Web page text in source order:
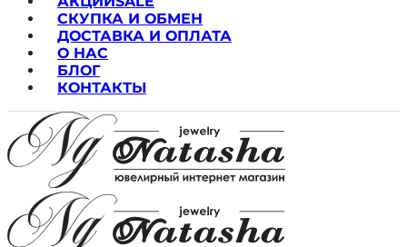
СКУПКА И ОБМЕН
ДОСТАВКА И ОПЛАТА
О НАС
БЛОГ
КОНТАКТЫ